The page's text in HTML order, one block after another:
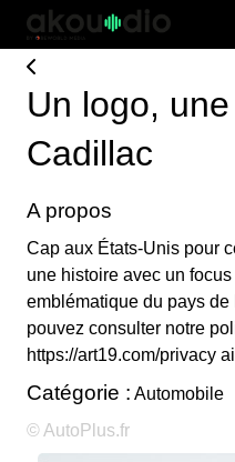
Un logo,
Cadillac
A propos
Cap aux États-Unis pour
une histoire avec un
emblématique du pays
pouvez consulter notre
https://art19.com/privacy
Catégorie : Automobile
© AutoPlus.fr